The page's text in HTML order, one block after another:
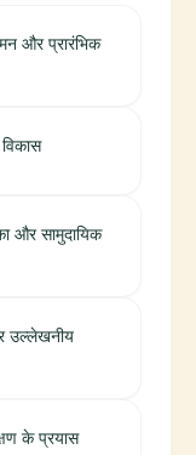
और प्रारंभिक
और सामुदायिक
उल्लेखनीय
के प्रयास